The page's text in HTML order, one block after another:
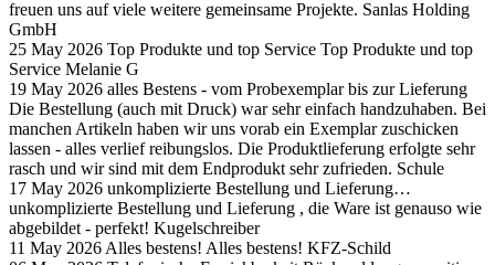
freuen uns auf viele weitere gemeinsame Projekte. Sanlas Holding
GmbH
25 May 2026 Top Produkte und top Service Top Produkte und top
Service Melanie G
19 May 2026 alles Bestens - vom Probexemplar bis zur Lieferung
Die Bestellung (auch mit Druck) war sehr einfach handzuhaben. Bei
manchen Artikeln haben wir uns vorab ein Exemplar zuschicken
lassen - alles verlief reibungslos. Die Produktlieferung erfolgte sehr
rasch und wir sind mit dem Endprodukt sehr zufrieden. Schule
17 May 2026 unkomplizierte Bestellung und Lieferung…
unkomplizierte Bestellung und Lieferung , die Ware ist genauso wie
abgebildet - perfekt! Kugelschreiber
11 May 2026 Alles bestens! Alles bestens! KFZ-Schild